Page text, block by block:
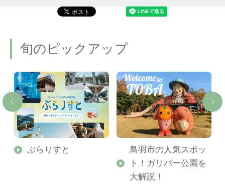
旬のピックアップ
ぶらりすと
鳥羽市の人気スポッ
ト！ガリバー公園を
大解説！